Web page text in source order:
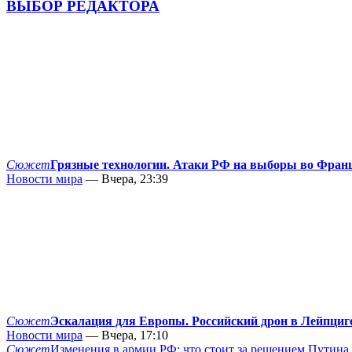
ВЫБОР РЕДАКТОРА
СюжетГрязные технологии. Атаки РФ на выборы во
Новости мира — Вчера, 23:39
СюжетЭскалация для Европы. Российский дрон в
Новости мира — Вчера, 17:10